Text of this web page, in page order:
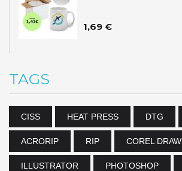
1,69 €
TAGS
CISS HEAT PRESS DTG
ACRORIP RIP COREL DRAW
ILLUSTRATOR PHOTOSHOP